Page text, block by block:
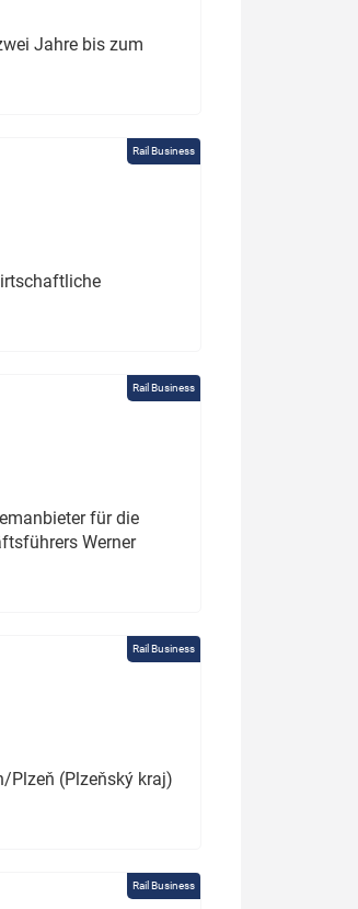
Jahre bis zum
Rail Business
Rail Business
für die
Werner
Rail Business
Plzeň (Plzeňský kraj)
Rail Business